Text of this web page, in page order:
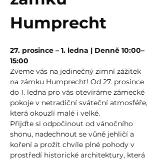
Humprecht
27. prosince – 1. ledna | Denně 10:00–
15:00
Zveme vás na jedinečný zimní zážitek
na zámku Humprecht! Od 27. prosince
do 1. ledna pro vás otevíráme zámecké
pokoje v netradiční sváteční atmosféře,
která okouzlí malé i velké.
Přijďte si odpočinout od vánočního
shonu, nadechnout se vůně jehličí a
koření a prožít chvíle plné pohody v
prostředí historické architektury, která